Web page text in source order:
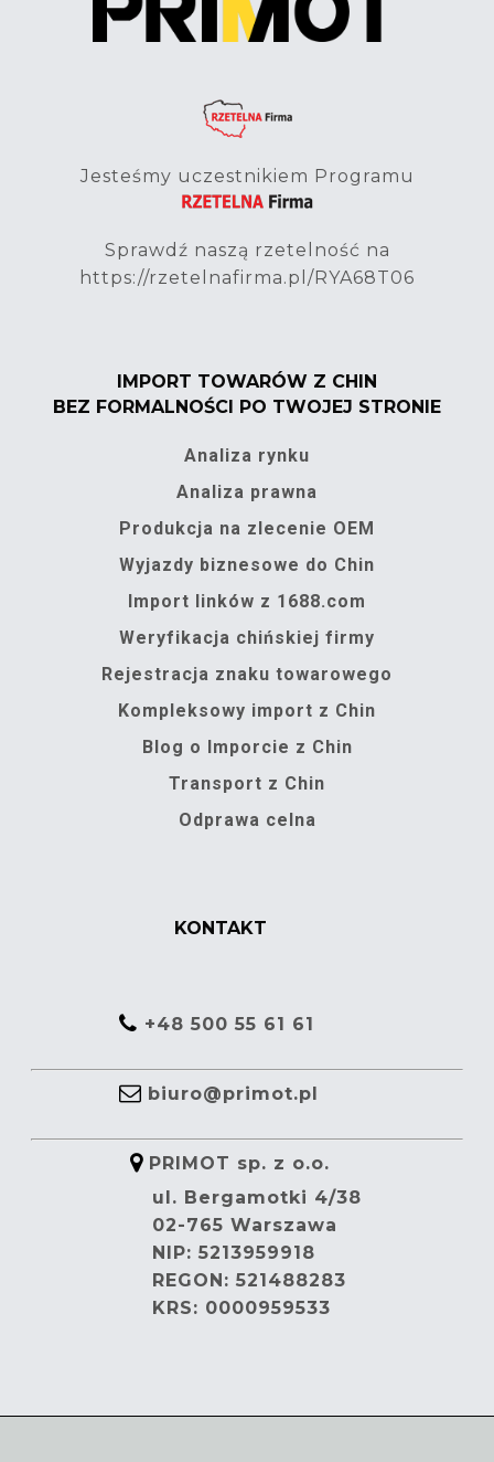
Jesteśmy uczestnikiem Programu
Sprawdź naszą rzetelność na
https://rzetelnafirma.pl/RYA68T06
IMPORT TOWARÓW Z CHIN
BEZ FORMALNOŚCI PO TWOJEJ STRONIE
Analiza rynku
Analiza prawna
Produkcja na zlecenie OEM
Wyjazdy biznesowe do Chin
Import linków z 1688.com
Weryfikacja chińskiej firmy
Rejestracja znaku towarowego
Kompleksowy import z Chin
Blog o Imporcie z Chin
Transport z Chin
Odprawa celna
KONTAKT
+48 500 55 61 61
biuro@primot.pl
PRIMOT sp. z o.o.
ul. Bergamotki 4/38
02-765 Warszawa
NIP: 5213959918
REGON: 521488283
KRS: 0000959533